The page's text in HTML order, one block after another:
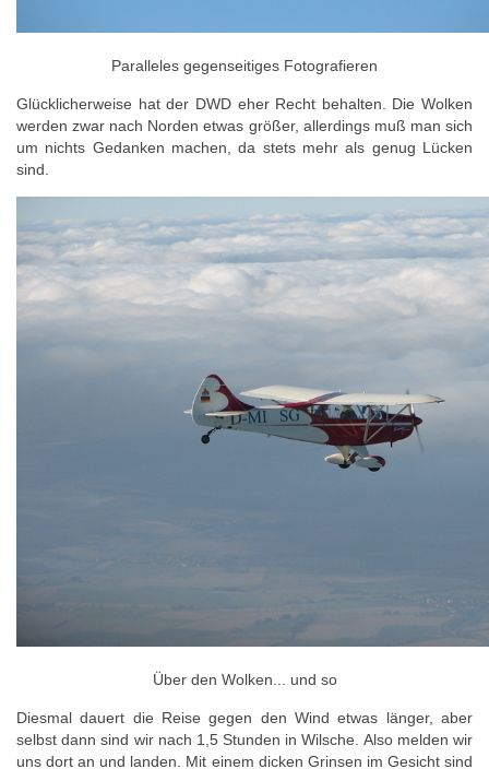
Paralleles gegenseitiges Fotografieren
Glücklicherweise hat der DWD eher Recht behalten. Die Wolken
werden zwar nach Norden etwas größer, allerdings muß man sich
um nichts Gedanken machen, da stets mehr als genug Lücken
sind.
Über den Wolken... und so
Diesmal dauert die Reise gegen den Wind etwas länger, aber
selbst dann sind wir nach 1,5 Stunden in Wilsche. Also melden wir
uns dort an und landen. Mit einem dicken Grinsen im Gesicht sind